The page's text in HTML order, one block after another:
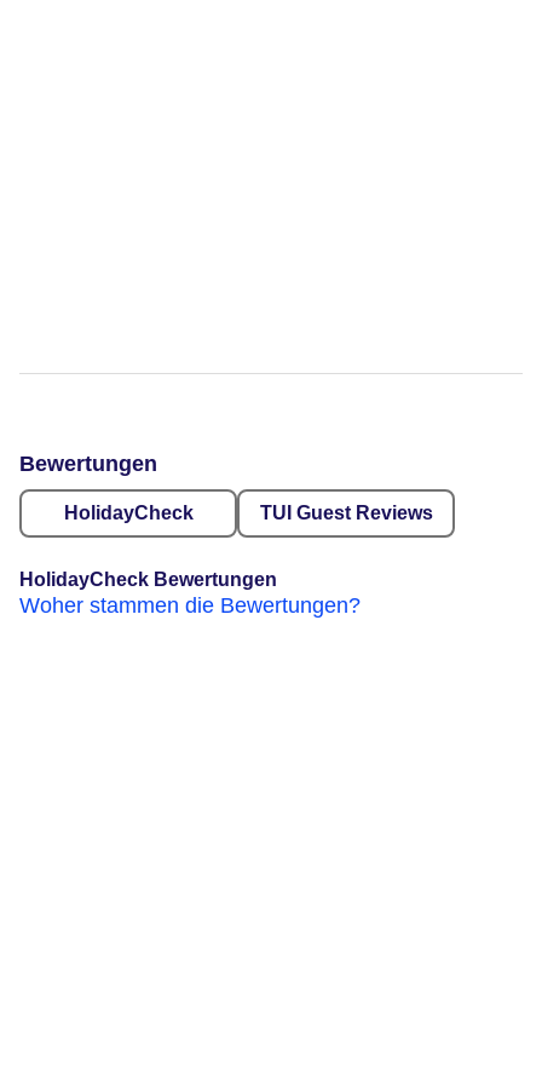
Bewertungen
HolidayCheck TUI Guest Reviews
HolidayCheck Bewertungen
Woher stammen die Bewertungen?